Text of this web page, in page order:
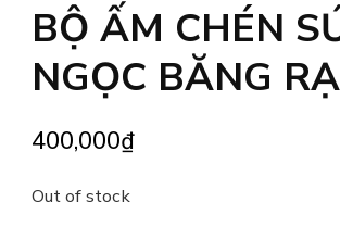
BỘ ẤM CHÉN
NGỌC BĂNG
400,000₫
Out of stock